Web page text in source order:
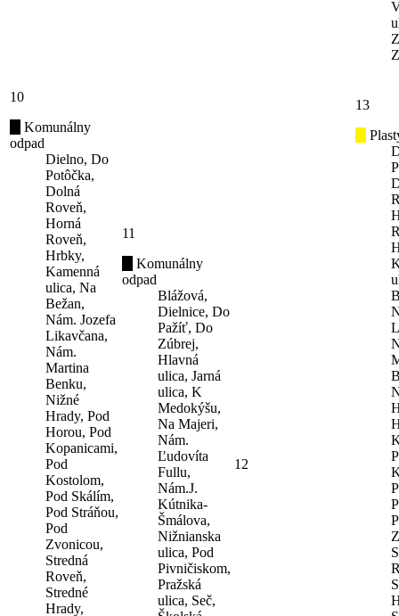
10
Komunálny
odpad
Dielno, Do
Potôčka,
Dolná
Roveň,
Horná
Roveň,
Hrbky,
Kamenná
ulica, Na
Bežan,
Nám. Jozefa
Likavčana,
Nám.
Martina
Benku,
Nižné
Hrady, Pod
Horou, Pod
Kopanicami,
Pod
Kostolom,
Pod Skálím,
Pod Stráňou,
Pod
Zvonicou,
Stredná
Roveň,
Stredné
Hrady,
11
Komunálny
odpad
Blážová,
Dielnice, Do
Pažíť, Do
Zúbrej,
Hlavná
ulica, Jarná
ulica, K
Medokýšu,
Na Majeri,
Nám.
Ľudovíta
Fullu,
Nám.J.
Kútnika-
Šmálova,
Nižnianska
ulica, Pod
Pivničiskom,
Pražská
ulica, Seč,
12
13